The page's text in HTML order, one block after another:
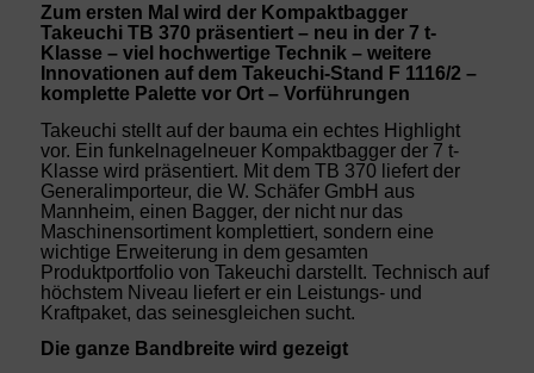
Zum ersten Mal wird der Kompaktbagger
Takeuchi TB 370 präsentiert – neu in der 7 t-
Klasse – viel hochwertige Technik – weitere
Innovationen auf dem Takeuchi-Stand F 1116/2 –
komplette Palette vor Ort – Vorführungen
Takeuchi stellt auf der bauma ein echtes Highlight
vor. Ein funkelnagelneuer Kompaktbagger der 7 t-
Klasse wird präsentiert. Mit dem TB 370 liefert der
Generalimporteur, die W. Schäfer GmbH aus
Mannheim, einen Bagger, der nicht nur das
Maschinensortiment komplettiert, sondern eine
wichtige Erweiterung in dem gesamten
Produktportfolio von Takeuchi darstellt. Technisch auf
höchstem Niveau liefert er ein Leistungs- und
Kraftpaket, das seinesgleichen sucht.
Die ganze Bandbreite wird gezeigt